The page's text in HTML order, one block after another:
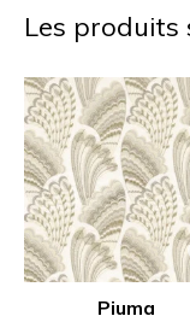
Les produits
Piuma